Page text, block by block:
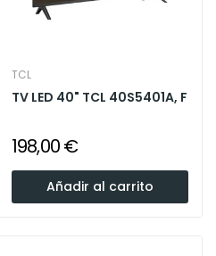
TCL
TV LED 40" TCL 40S5401A, F
198,00 €
Añadir al carrito